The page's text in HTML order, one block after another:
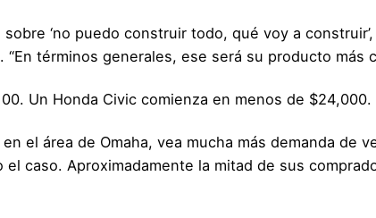
‘no puedo construir todo, qué voy a construir’,
términos generales, ese será su producto más
Un Honda Civic comienza en menos de $24,000.
el área de Omaha, vea mucha más demanda de
caso. Aproximadamente la mitad de sus